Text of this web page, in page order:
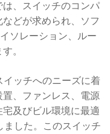
、スイッチのコンパ
どが求められ、ソフ
ソレーション、ルー
。
ッチへのニーズに着
、ファンレス、電源
及びビル環境に最適
した。このスイッチ